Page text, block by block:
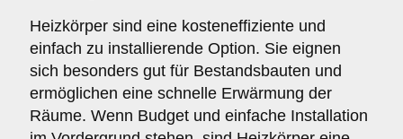
Heizkörper sind eine kosteneffiziente und
einfach zu installierende Option. Sie eignen
sich besonders gut für Bestandsbauten und
ermöglichen eine schnelle Erwärmung der
Räume. Wenn Budget und einfache Installation